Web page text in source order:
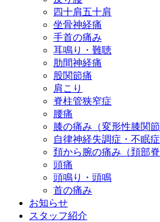
四十肩五十肩
坐骨神経痛
手首の痛み
耳鳴り・難聴
肋間神経痛
股関節痛
肩こり
脊柱管狭窄症
腰痛
膝の痛み（変形性膝関節
自律神経失調症・不眠症
頚から腕の痛み（頚部
頭痛
頭鳴り・頭鳴
首の痛み
お知らせ
スタッフ紹介